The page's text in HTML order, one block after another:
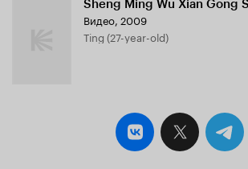
Sheng Ming Wu Xian Gong
Видео, 2009
Ting (27-year-old)